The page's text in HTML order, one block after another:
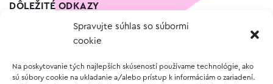
Spravujte súhlas so súbormi
cookie
Na poskytovanie tých najlepších skúseností používame technológie, ako
sú súbory cookie na ukladanie a/alebo prístup k informáciám o zariadení.
DÔLEŽITÉ ODKAZY
Vernostný program